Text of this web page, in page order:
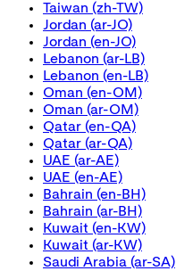
Taiwan (zh-TW)
Jordan (ar-JO)
Jordan (en-JO)
Lebanon (ar-LB)
Lebanon (en-LB)
Oman (en-OM)
Oman (ar-OM)
Qatar (en-QA)
Qatar (ar-QA)
UAE (ar-AE)
UAE (en-AE)
Bahrain (en-BH)
Bahrain (ar-BH)
Kuwait (en-KW)
Kuwait (ar-KW)
Saudi Arabia (ar-SA)